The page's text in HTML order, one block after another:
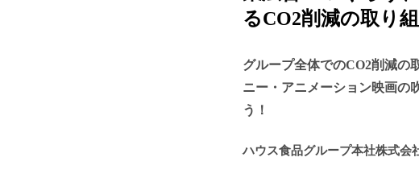
るCO2削減の取り
グループ全体でのCO2削減
ニー・アニメーション映画の
う！
ハウス食品グループ本社株式会